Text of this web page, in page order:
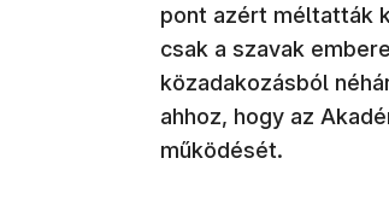
pont azért méltatták
csak a szavak
közadakozásból
ahhoz, hogy az
működését.